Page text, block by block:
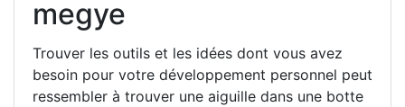
megye
Trouver les outils et les idées dont vous avez
besoin pour votre développement personnel peut
ressembler à trouver une aiguille dans une botte